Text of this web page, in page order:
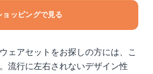
ッピングで見る
ェアセットをお探しの方には、こ
流行に左右されないデザイン性